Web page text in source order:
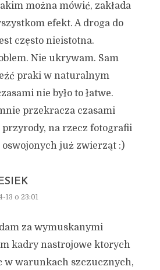
można mówić, zakłada
efekt. A droga do
często nieistotna.
Nie ukrywam. Sam
praki w naturalnym
nie było to łatwe.
przekracza czasami
na rzecz fotografii
już zwierząt :)
13 o 23:01
za wymuskanymi
kadry nastrojowe ktorych
w warunkach szczucznych,